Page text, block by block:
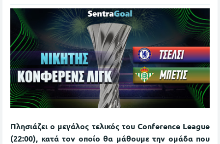
Πλησιάζει ο μεγάλος τελικός του Conference League
(22:00), κατά τον οποίο θα μάθουμε την ομάδα που